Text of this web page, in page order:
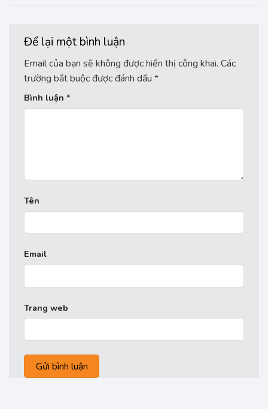
Để lại một bình luận
Email của bạn sẽ không được hiển thị công khai. Các
trường bắt buộc được đánh dấu *
Bình luận *
Tên
Email
Trang web